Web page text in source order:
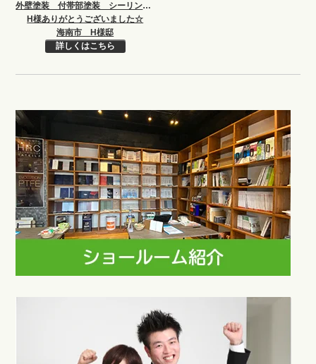
外壁塗装 付帯部塗装 シーリング打ち替え 増し打ち
H様ありがとうございました☆
海南市 H様邸
詳しくはこちら